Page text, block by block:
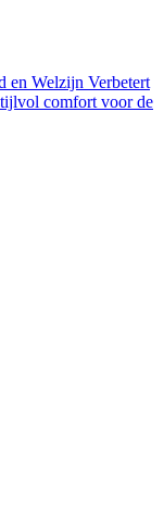
en Welzijn Verbetert
comfort voor de